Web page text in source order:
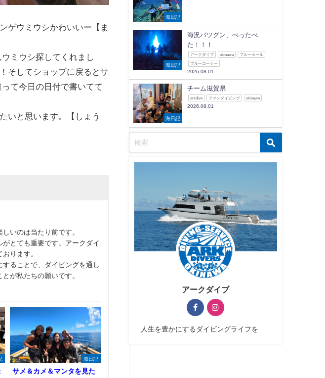
ゲウミウシかわいいー【ま
ミウシ探してくれまし
そしてショップに戻るとサ
て今日の日付で書いてて
いと思います。【しょう
いのは当たり前です。
とても重要です。アークダイ
ります。
ることで、ダイビングを通し
が私たちの願いです。
海日記
サメ＆カメ＆マンタを見た
海日記
海日記
海況バツグン、べったべ
た！！！
アークダイブ okinawa ブルーホール
ブルーコーナー
2026.08.01
海日記
チーム滋賀県
arkdive ファンダイビング okinawa
2026.08.01
アークダイブ
人生を豊かにするダイビングライフを